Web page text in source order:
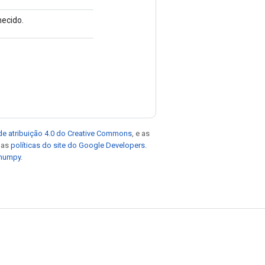
atribuição 4.0 do Creative Commons , e as
políticas do site do Google Developers
.